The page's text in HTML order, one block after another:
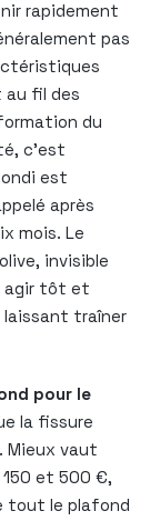
rapidement
pas
au fil des
du
c’est
est
après
mois. Le
invisible
agir tôt et
traîner
pour le
la fissure
Mieux vaut
et 500 €,
tout le plafond